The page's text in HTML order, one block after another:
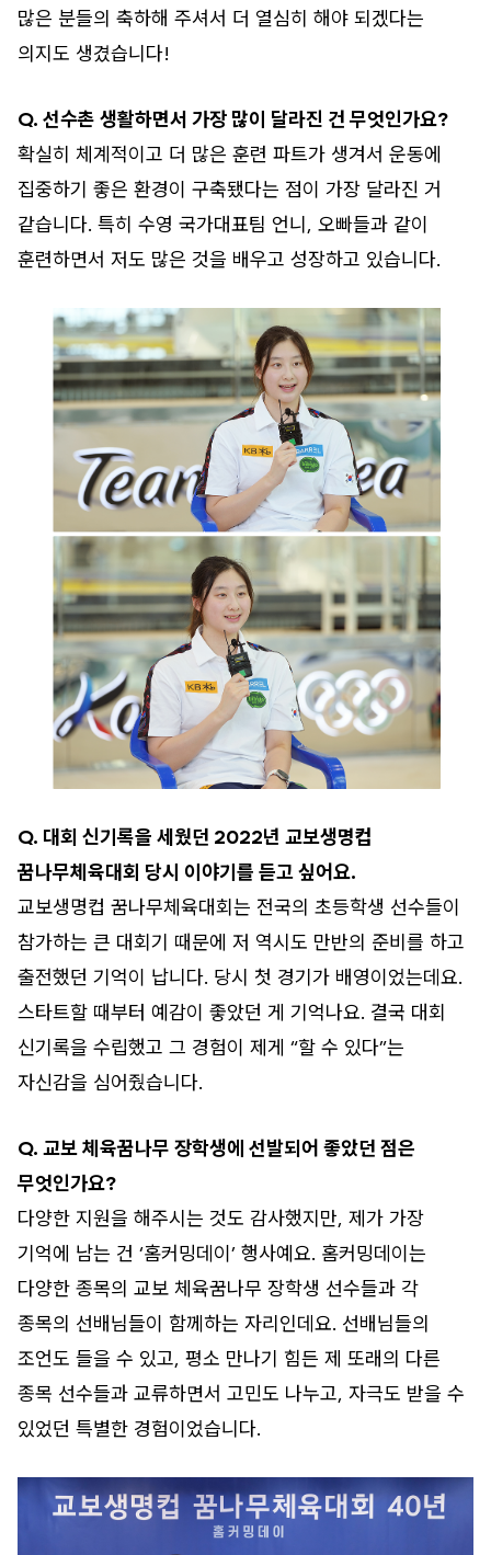
많은 분들의 축하해 주셔서 더 열심히 해야 되겠다는
의지도 생겼습니다!
Q. 선수촌 생활하면서 가장 많이 달라진 건 무엇인가요?
확실히 체계적이고 더 많은 훈련 파트가 생겨서 운동에
집중하기 좋은 환경이 구축됐다는 점이 가장 달라진 거
같습니다. 특히 수영 국가대표팀 언니, 오빠들과 같이
훈련하면서 저도 많은 것을 배우고 성장하고 있습니다.
Q. 대회 신기록을 세웠던 2022년 교보생명컵
꿈나무체육대회 당시 이야기를 듣고 싶어요.
교보생명컵 꿈나무체육대회는 전국의 초등학생 선수들이
참가하는 큰 대회기 때문에 저 역시도 만반의 준비를 하고
출전했던 기억이 납니다. 당시 첫 경기가 배영이었는데요.
스타트할 때부터 예감이 좋았던 게 기억나요. 결국 대회
신기록을 수립했고 그 경험이 제게 “할 수 있다”는
자신감을 심어줬습니다.
Q. 교보 체육꿈나무 장학생에 선발되어 좋았던 점은
무엇인가요?
다양한 지원을 해주시는 것도 감사했지만, 제가 가장
기억에 남는 건 ‘홈커밍데이’ 행사예요. 홈커밍데이는
다양한 종목의 교보 체육꿈나무 장학생 선수들과 각
종목의 선배님들이 함께하는 자리인데요. 선배님들의
조언도 들을 수 있고, 평소 만나기 힘든 제 또래의 다른
종목 선수들과 교류하면서 고민도 나누고, 자극도 받을 수
있었던 특별한 경험이었습니다.